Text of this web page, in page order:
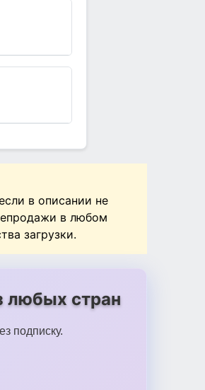
в описании не
в любом
загрузки.
любых стран
подписку.